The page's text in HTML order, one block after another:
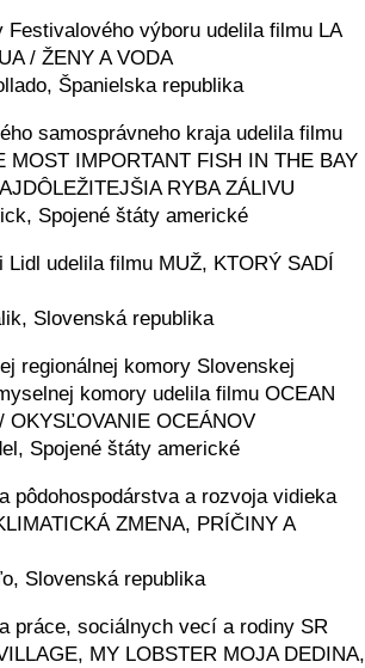
Festivalového výboru udelila filmu LA
/ ŽENY A VODA
Španielska republika
samosprávneho kraja udelila filmu
MOST IMPORTANT FISH IN THE BAY
RYBA ZÁLIVU
Spojené štáty americké
Lidl udelila filmu MUŽ, KTORÝ SADÍ
Slovenská republika
regionálnej komory Slovenskej
komory udelila filmu OCEAN
OKYSĽOVANIE OCEÁNOV
Spojené štáty americké
pôdohospodárstva a rozvoja vidieka
ZMENA, PRÍČINY A
Slovenská republika
práce, sociálnych vecí a rodiny SR
MY LOBSTER MOJA DEDINA,